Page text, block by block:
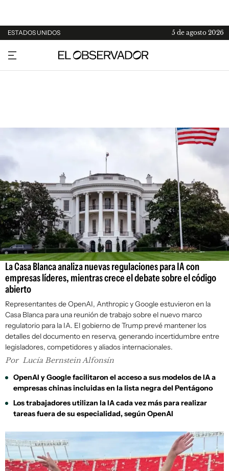
ESTADOS UNIDOS
URUGUAY
ARGENTINA
5 de agosto 2026
La Casa Blanca analiza nuevas regulaciones para IA con
empresas líderes, mientras crece el debate sobre el código
abierto
Representantes de OpenAI, Anthropic y Google estuvieron en la
Casa Blanca para una reunión de trabajo sobre el nuevo marco
regulatorio para la IA. El gobierno de Trump prevé mantener los
detalles del documento en reserva, generando incertidumbre entre
legisladores, competidores y aliados internacionales.
Por Lucía Bernstein Alfonsín
OpenAI y Google facilitaron el acceso a sus modelos de IA a
empresas chinas incluidas en la lista negra del Pentágono
Los trabajadores utilizan la IA cada vez más para realizar
tareas fuera de su especialidad, según OpenAI